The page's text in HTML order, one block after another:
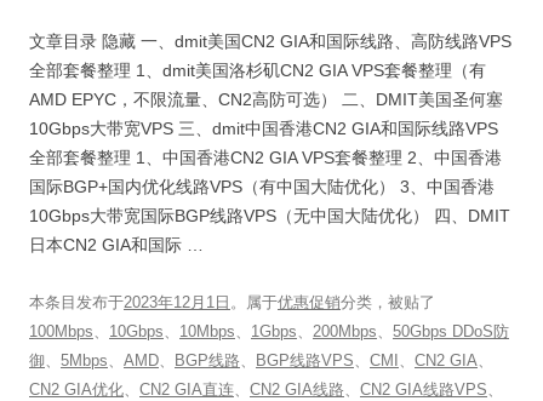
文章目录 隐藏 一、dmit美国CN2 GIA和国际线路、高防线路VPS
全部套餐整理 1、dmit美国洛杉矶CN2 GIA VPS套餐整理（有
AMD EPYC，不限流量、CN2高防可选） 二、DMIT美国圣何塞
10Gbps大带宽VPS 三、dmit中国香港CN2 GIA和国际线路VPS
全部套餐整理 1、中国香港CN2 GIA VPS套餐整理 2、中国香港
国际BGP+国内优化线路VPS（有中国大陆优化） 3、中国香港
10Gbps大带宽国际BGP线路VPS（无中国大陆优化） 四、DMIT
日本CN2 GIA和国际 …
本条目发布于2023年12月1日 。属于优惠促销分类，被贴了
100Mbps、 10Gbps、 10Mbps、 1Gbps、 200Mbps、 50Gbps DDoS防
御、 5Mbps、 AMD、 BGP线路、 BGP线路VPS、 CMI 、 CN2 GIA、
CN2 GIA优化、 CN2 GIA直连、 CN2 GIA线路、 CN2 GIA线路VPS、